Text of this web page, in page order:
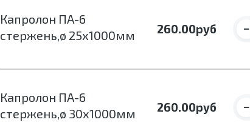
Капролон ПА-6
стержень,ø 25х1000мм
260.00руб −
Капролон ПА-6
стержень,ø 30х1000мм
260.00руб −